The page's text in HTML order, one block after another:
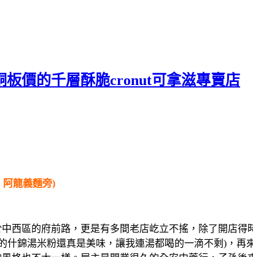
板價的千層酥脆cronut可拿滋專賣店
阿龍義麵旁)
西區的府前路，更是有多間老店屹立不搖，除了開店
什錦湯米粉還真是美味，讓我連湯都喝的一滴不剩)，